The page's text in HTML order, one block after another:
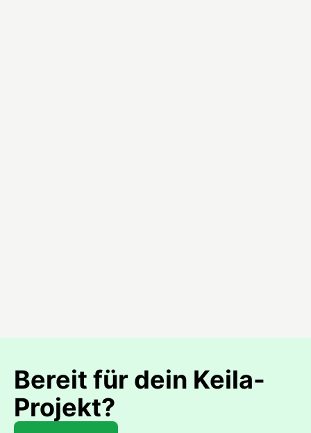
Bereit für dein Keila-
Projekt?